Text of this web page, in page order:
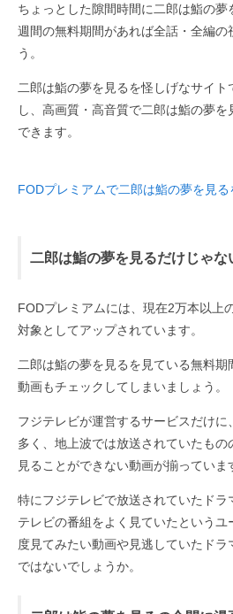
ちょっとした隙間時間に二郎は鮨の
週間の無料期間があれば全話・全編の
う。
二郎は鮨の夢を見るを怪しげなサイト
し、高画質・高音質で二郎は鮨の夢
できます。
FODプレミアムで二郎は鮨の夢を見る
二郎は鮨の夢を見るだけじゃな
FODプレミアムには、現在2万本以上
対象としてアップされています。
二郎は鮨の夢を見るを見ている無料期
動画もチェックしてしまいましょう。
フジテレビが運営するサービスだけに
多く、地上波では放送されていたも
見ることができない動画が揃っていま
特にフジテレビで放送されていたドラ
テレビの番組をよく見ていたという
度見てみたい動画や見逃していたド
ではないでしょうか。